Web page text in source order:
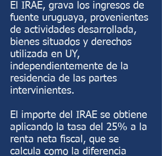
El IRAE, grava los ingresos de
fuente uruguaya, provenientes
de actividades desarrollada,
bienes situados y derechos
utilizada en UY,
independientemente de la
residencia de las partes
intervinientes.
El importe del IRAE se obtiene
aplicando la tasa del 25% a la
renta neta fiscal, que se
calcula como la diferencia